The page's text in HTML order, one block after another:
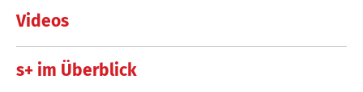
Videos
s+ im Überblick